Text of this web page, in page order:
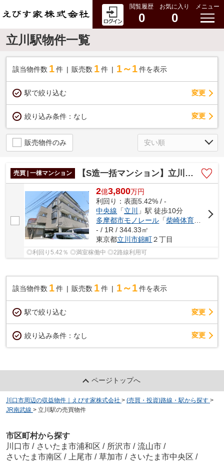
閲覧履歴
0
お気に入り
0
メニュー
立川駅物件一覧
該当物件数 1件 販売数 1 件 1～1 件を表示
駅で絞り込む 変更
絞り込み条件： なし 変更
販売物件のみ
売買 | 一棟マンション 【S造一括マンション】立川市錦町２丁目
2億3,800万円
利回り：表面5.42% / -
中央線 「立川
」駅 徒歩10分
多摩都市モノレール 「柴崎体育館
」駅
- / 1R / 344.33㎡
東京都立川市錦町２丁目
◎利回り5.42％ ◎満室稼働中 ◎2路線利用可
該当物件数 1件 販売数 1 件 1～1 件を表示
駅で絞り込む 変更
絞り込み条件： なし 変更
ページトップへ
川口市周辺の収益物件｜えびす家株式会社 > (売買・投資)路線・駅から探す >
JR南武線 > 立川駅の売買物件
市区町村から探す
川口市 / さいたま市浦和区 / 所沢市 / 流山市 /
さいたま市南区 / 上尾市 / 草加市 / さいたま市中央区 /